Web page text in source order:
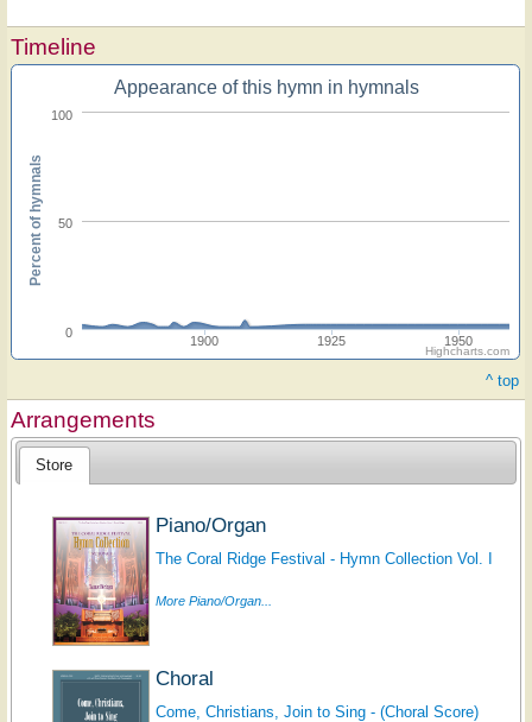
Timeline
Appearance of this hymn in hymnals
1900 1925 1950
0
50
100
Percent of hymnals
Highcharts.com
^ top
Arrangements
Store
Piano/Organ
The Coral Ridge Festival - Hymn Collection Vol. I
More Piano/Organ...
Choral
Come, Christians, Join to Sing - (Choral Score)